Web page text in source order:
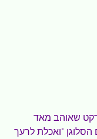
שאוהב מאד
"ואכלת לרעך